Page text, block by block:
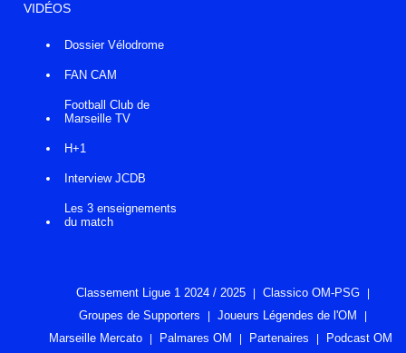
VIDÉOS
Dossier Vélodrome
FAN CAM
Football Club de
Marseille TV
H+1
Interview JCDB
Les 3 enseignements
du match
Classement Ligue 1 2024 / 2025
Classico OM-PSG
Groupes de Supporters
Joueurs Légendes de l'OM
Marseille Mercato
Palmares OM Partenaires Podcast OM